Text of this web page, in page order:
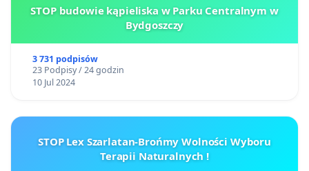
STOP budowie kąpieliska w Parku Centralnym w
Bydgoszczy
3 731 podpisów
23 Podpisy / 24 godzin
10 Jul 2024
STOP Lex Szarlatan-Brońmy Wolności Wyboru
Terapii Naturalnych !